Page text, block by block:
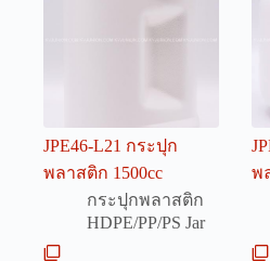
JPE46-L21 กระปุก
พลาสติก 1500cc
กระปุกพลาสติก
HDPE/PP/PS Jar
พ